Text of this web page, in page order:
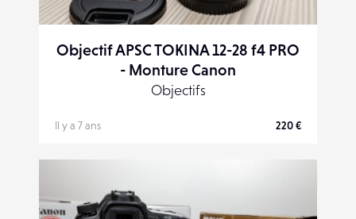
Objectif APSC TOKINA 12-28 f4 PRO
- Monture Canon
Objectifs
Il y a 7 ans 220 €